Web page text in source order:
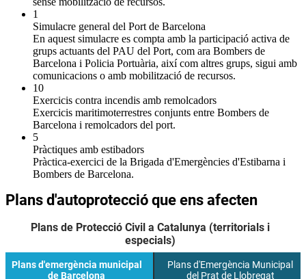
1
Simulacre general del Port de Barcelona
En aquest simulacre es compta amb la participació activa de
grups actuants del PAU del Port, com ara Bombers de
Barcelona i Policia Portuària, així com altres grups, sigui amb
comunicacions o amb mobilització de recursos.
10
Exercicis contra incendis amb remolcadors
Exercicis maritimoterrestres conjunts entre Bombers de
Barcelona i remolcadors del port.
5
Pràctiques amb estibadors
Pràctica-exercici de la Brigada d'Emergències d'Estibarna i
Bombers de Barcelona.